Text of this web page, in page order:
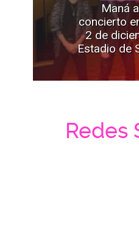
Maná
concierto
2 de
Estadio de
Redes